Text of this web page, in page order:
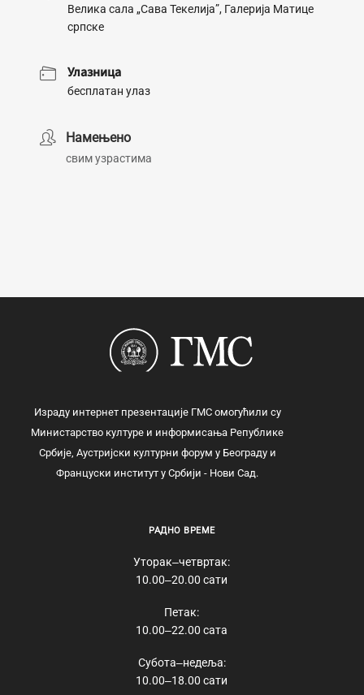
Велика сала „Сава Текелија”, Галерија Матице
српске
Улазница
бесплатан улаз
Намењено
свим узрастима
Израду интернет презентације ГМС омогућили су
Министарство културе и информисања Републике
Србије, Аустријски културни форум у Београду и
Француски институт у Србији - Нови Сад.
РАДНО ВРЕМЕ
Уторак‒четвртак:
10.00‒20.00 сати
Петак:
10.00‒22.00 сата
Субота‒недеља:
10.00‒18.00 сати